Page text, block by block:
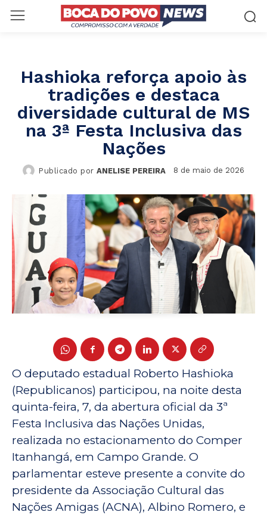
Hashioka reforça apoio às
tradições e destaca
diversidade cultural de MS
na 3ª Festa Inclusiva das
Nações
Publicado por ANELISE PEREIRA 8 de maio de 2026
O deputado estadual Roberto Hashioka
(Republicanos) participou, na noite desta
quinta-feira, 7, da abertura oficial da 3ª
Festa Inclusiva das Nações Unidas,
realizada no estacionamento do Comper
Itanhangá, em Campo Grande. O
parlamentar esteve presente a convite do
presidente da Associação Cultural das
Nações Amigas (ACNA), Albino Romero, e